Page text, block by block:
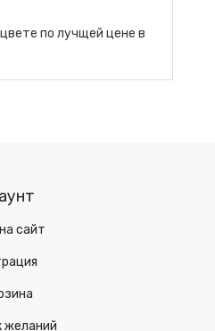
по лучщей цене в
сайт
желаний